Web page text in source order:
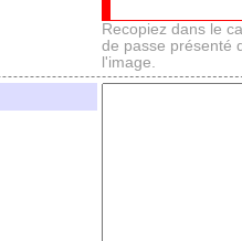
Recopiez dans le
de passe présenté
l'image.